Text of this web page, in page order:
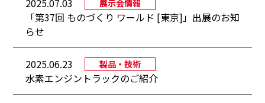
2025.07.03 展示会情報
「第37回 ものづくり ワールド [東京]」出展のお知
らせ
2025.06.23 製品・技術
水素エンジントラックのご紹介